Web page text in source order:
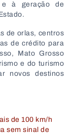
e à geração de
de orlas, centros
de crédito para
Mato Grosso
e do turismo
novos destinos
de 100 km/h
sem sinal de